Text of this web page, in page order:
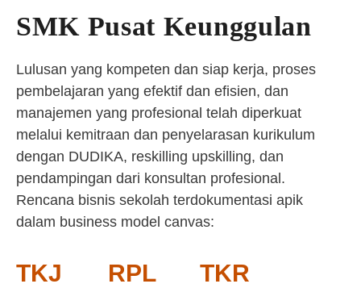
SMK Pusat Keunggulan
Lulusan yang kompeten dan siap kerja, proses
pembelajaran yang efektif dan efisien, dan
manajemen yang profesional telah diperkuat
melalui kemitraan dan penyelarasan kurikulum
dengan DUDIKA, reskilling upskilling, dan
pendampingan dari konsultan profesional.
Rencana bisnis sekolah terdokumentasi apik
dalam business model canvas:
TKJ RPL TKR